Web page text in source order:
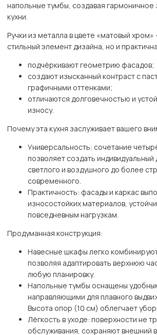
напольные тумбы, создавая гармоничное
кухни.
Ручки из металла в цвете «матовый хром»
стильный элемент дизайна, но и
подчёркивают геометрию фасадов;
создают изысканный контраст с
графичными оттенками;
отличаются долговечностью и
износу.
Почему эта кухня заслуживает вашего
Универсальность: сочетание
позволяет создать индивидуальный
светлого и воздушного до более
современного.
Практичность: фасады и каркас
износостойких материалов,
повседневным нагрузкам.
Продуманная конструкция:
Навесные шкафы легко
позволяя адаптировать верхнюю
любую планировку.
Напольные тумбы оснащены
направляющими для плавного
Высота опор (10 см) облегчает
Лёгкость в уходе: поверхности не
обслуживания, сохраняют внешний